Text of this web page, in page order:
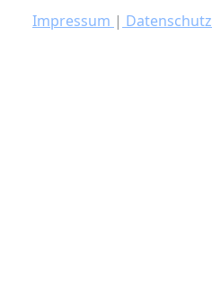
Impressum | Datenschutz